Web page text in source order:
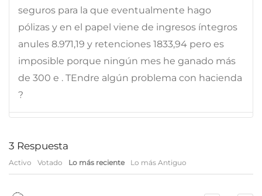
seguros para la que eventualmente hago
pólizas y en el papel viene de ingresos íntegros
anules 8.971,19 y retenciones 1833,94 pero es
imposible porque ningún mes he ganado más
de 300 e . TEndre algún problema con hacienda
?
3 Respuesta
Activo Votado Lo más reciente Lo más Antiguo